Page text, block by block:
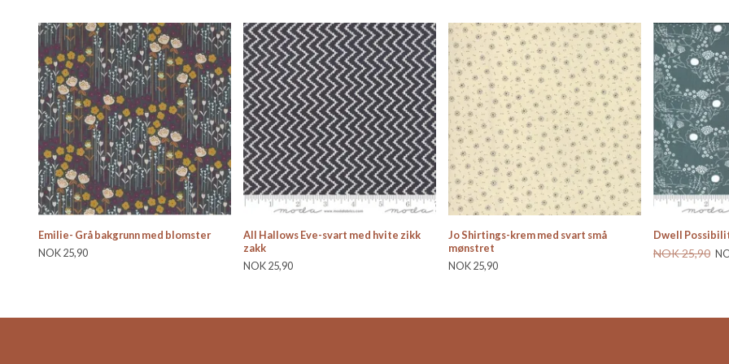
Emilie- Grå bakgrunn med blomster
NOK 25,90
All Hallows Eve-svart med hvite zikk
zakk
NOK 25,90
Jo Shirtings-krem med svart små
mønstret
NOK 25,90
Dwell
NOK 25,90